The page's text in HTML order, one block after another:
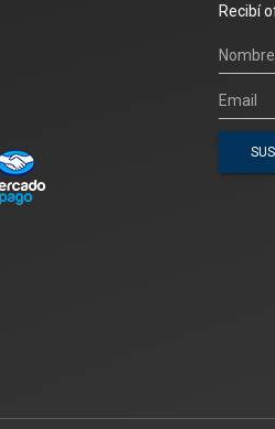
Recibí